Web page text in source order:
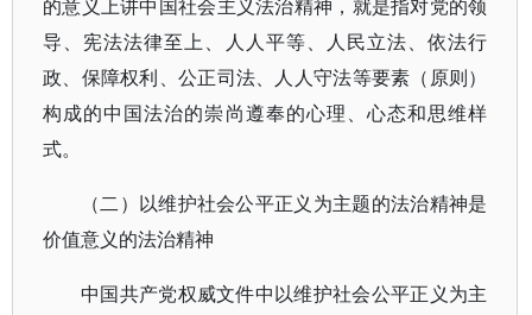
的意义上讲中国社会主义法治精神，就是指对党的领
导、宪法法律至上、人人平等、人民立法、依法行
政、保障权利、公正司法、人人守法等要素（原则）
构成的中国法治的崇尚遵奉的心理、心态和思维样
式。
（二）以维护社会公平正义为主题的法治精神是
价值意义的法治精神
中国共产党权威文件中以维护社会公平正义为主